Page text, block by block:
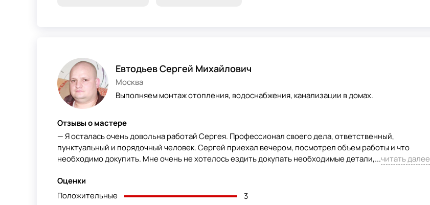
Евтодьев Сергей Михайлович
Москва
Выполняем монтаж отопления, водоснабжения, канализации в домах.
Отзывы о мастере
— Я осталась очень довольна работай Сергея. Профессионал своего дела, ответственный,
пунктуальный и порядочный человек. Сергей приехал вечером, посмотрел объем работы и что
необходимо докупить. Мне очень не хотелось ездить докупать необходимые детали,...читать далее
Оценки
Положительные
3